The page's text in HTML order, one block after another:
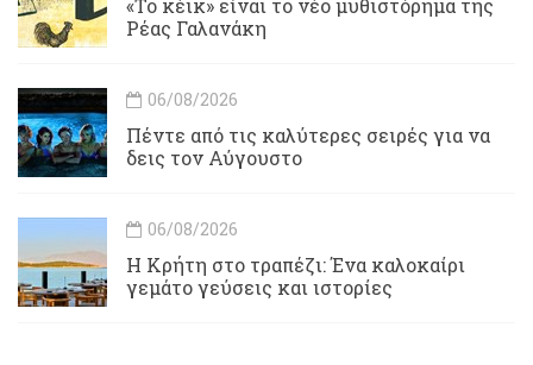
Ρέας Γαλανάκη
06/08/2026
Πέντε από τις καλύτερες σειρές για να
δεις τον Αύγουστο
06/08/2026
Η Κρήτη στο τραπέζι: Ένα καλοκαίρι
γεμάτο γεύσεις και ιστορίες